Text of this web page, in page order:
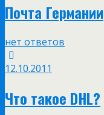
Почта Германии
нет ответов
12.10.2011
Что такое DHL?